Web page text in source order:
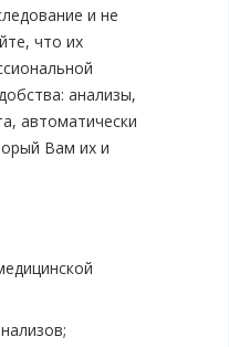
и не
что их
анализы,
автоматически
Вам их и